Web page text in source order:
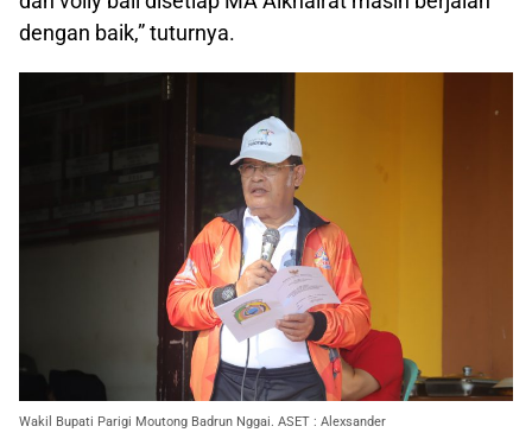
dengan baik,” tuturnya.
Wakil Bupati Parigi Moutong Badrun Nggai. ASET : Alexsander